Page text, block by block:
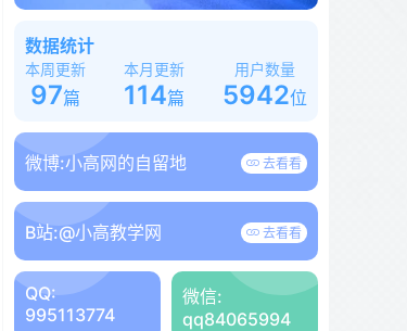
数据统计
本周更新
97篇
本月更新
114篇
用户数量
5942位
微博:小高网的自留地 去看看
B站:@小高教学网 去看看
QQ:
995113774
微信:
qq84065994